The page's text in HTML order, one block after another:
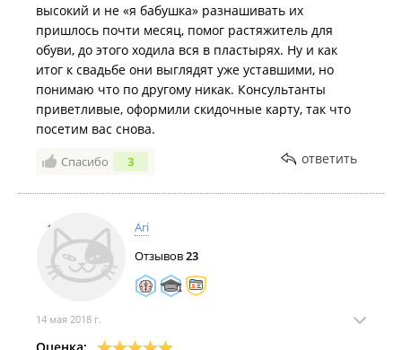
высокий и не «я бабушка» разнашивать их
пришлось почти месяц, помог растяжитель для
обуви, до этого ходила вся в пластырях. Ну и как
итог к свадьбе они выглядят уже уставшими, но
понимаю что по другому никак. Консультанты
приветливые, оформили скидочные карту, так что
посетим вас снова.
Спасибо 3 ответить
Ari
Отзывов23
14 мая 2018 г.